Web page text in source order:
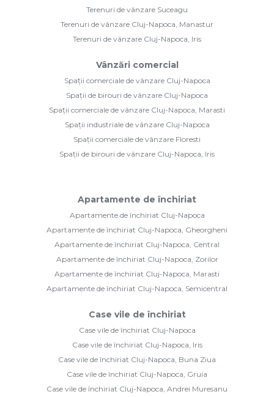
Terenuri de vânzare Suceagu
Terenuri de vânzare Cluj-Napoca, Manastur
Terenuri de vânzare Cluj-Napoca, Iris
Vânzări comercial
Spații comerciale de vânzare Cluj-Napoca
Spații de birouri de vânzare Cluj-Napoca
Spații comerciale de vânzare Cluj-Napoca, Marasti
Spații industriale de vânzare Cluj-Napoca
Spații comerciale de vânzare Floresti
Spații de birouri de vânzare Cluj-Napoca, Iris
Apartamente de închiriat
Apartamente de închiriat Cluj-Napoca
Apartamente de închiriat Cluj-Napoca, Gheorgheni
Apartamente de închiriat Cluj-Napoca, Central
Apartamente de închiriat Cluj-Napoca, Zorilor
Apartamente de închiriat Cluj-Napoca, Marasti
Apartamente de închiriat Cluj-Napoca, Semicentral
Case vile de închiriat
Case vile de închiriat Cluj-Napoca
Case vile de închiriat Cluj-Napoca, Iris
Case vile de închiriat Cluj-Napoca, Buna Ziua
Case vile de închiriat Cluj-Napoca, Gruia
Case vile de închiriat Cluj-Napoca, Andrei Muresanu